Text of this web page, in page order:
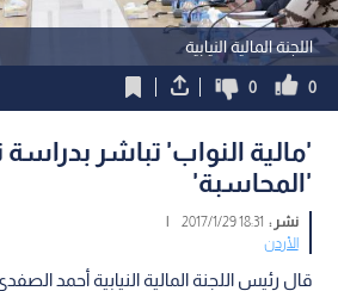
اللجنة المالية النيابية
0
0
'مالية النواب' تباشر بدراسة
'المحاسبة'
نشر : 18:31 2017/1/29
|
الأردن
قال رئيس اللجنة المالية النيابية أحمد